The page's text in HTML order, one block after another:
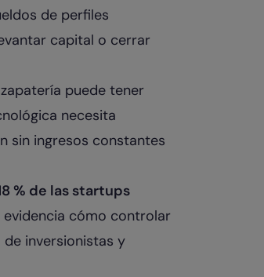
de perfiles
capital o cerrar
puede tener
necesita
sin ingresos constantes
% de las startups
evidencia cómo controlar
inversionistas y